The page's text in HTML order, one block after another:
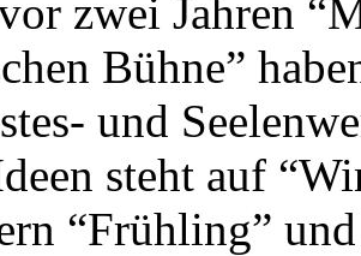
zwei Jahren
Bühne”
und
steht auf
“Frühling”